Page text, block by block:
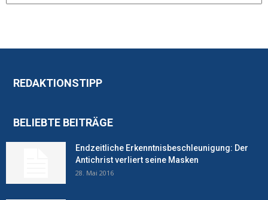
REDAKTIONSTIPP
BELIEBTE BEITRÄGE
Endzeitliche Erkenntnisbeschleunigung: Der
Antichrist verliert seine Masken
28. Mai 2016